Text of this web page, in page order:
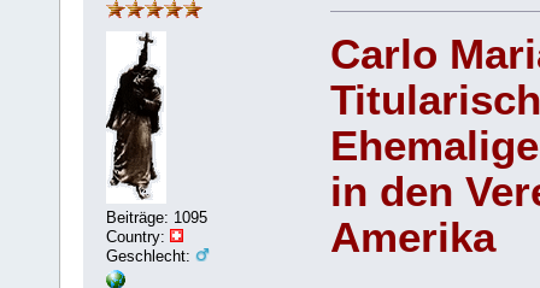
Beiträge: 1095
Country:
Geschlecht:
Carlo
in den
Amerika